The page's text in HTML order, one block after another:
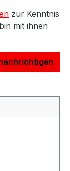
zur Kenntnis
mit ihnen